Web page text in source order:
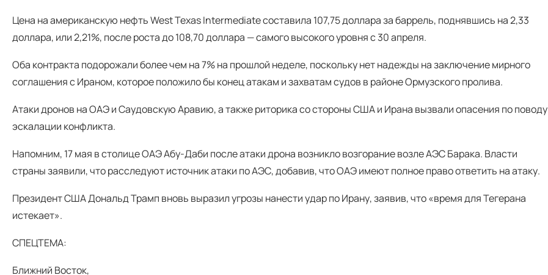
Цена на американскую нефть West Texas Intermediate составила 107,75 доллара за баррель, поднявшись на 2,33
доллара, или 2,21%, после роста до 108,70 доллара — самого высокого уровня с 30 апреля.
Оба контракта подорожали более чем на 7% на прошлой неделе, поскольку нет надежды на заключение мирного
соглашения с Ираном, которое положило бы конец атакам и захватам судов в районе Ормузского пролива.
Атаки дронов на ОАЭ и Саудовскую Аравию, а также риторика со стороны США и Ирана вызвали опасения по поводу
эскалации конфликта.
Напомним, 17 мая в столице ОАЭ Абу-Даби после атаки дрона возникло возгорание возле АЭС Барака. Власти
страны заявили, что расследуют источник атаки по АЭС, добавив, что ОАЭ имеют полное право ответить на атаку.
Президент США Дональд Трамп вновь выразил угрозы нанести удар по Ирану, заявив, что «время для Тегерана
истекает».
СПЕЦТЕМА:
Ближний Восток,